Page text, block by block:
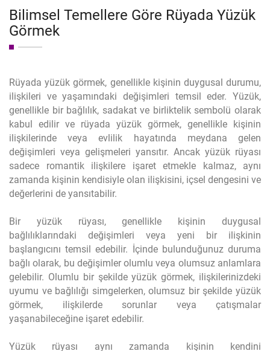
Bilimsel Temellere Göre Rüyada Yüzük
Görmek
Rüyada yüzük görmek, genellikle kişinin duygusal durumu,
ilişkileri ve yaşamındaki değişimleri temsil eder. Yüzük,
genellikle bir bağlılık, sadakat ve birliktelik sembolü olarak
kabul edilir ve rüyada yüzük görmek, genellikle kişinin
ilişkilerinde veya evlilik hayatında meydana gelen
değişimleri veya gelişmeleri yansıtır. Ancak yüzük rüyası
sadece romantik ilişkilere işaret etmekle kalmaz, aynı
zamanda kişinin kendisiyle olan ilişkisini, içsel dengesini ve
değerlerini de yansıtabilir.
Bir yüzük rüyası, genellikle kişinin duygusal
bağlılıklarındaki değişimleri veya yeni bir ilişkinin
başlangıcını temsil edebilir. İçinde bulunduğunuz duruma
bağlı olarak, bu değişimler olumlu veya olumsuz anlamlara
gelebilir. Olumlu bir şekilde yüzük görmek, ilişkilerinizdeki
uyumu ve bağlılığı simgelerken, olumsuz bir şekilde yüzük
görmek, ilişkilerde sorunlar veya çatışmalar
yaşanabileceğine işaret edebilir.
Yüzük rüyası aynı zamanda kişinin kendini